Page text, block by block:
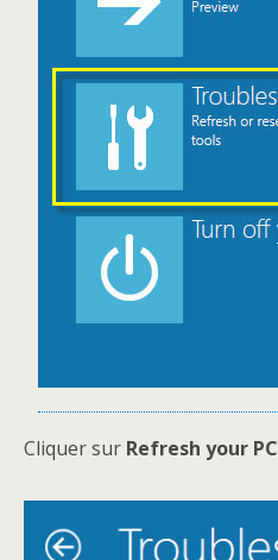
Cliquer sur Refresh your PC